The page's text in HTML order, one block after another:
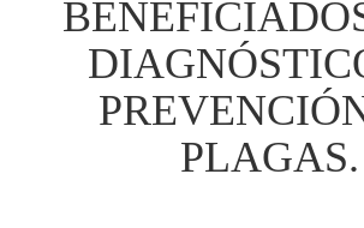
PLAGAS.